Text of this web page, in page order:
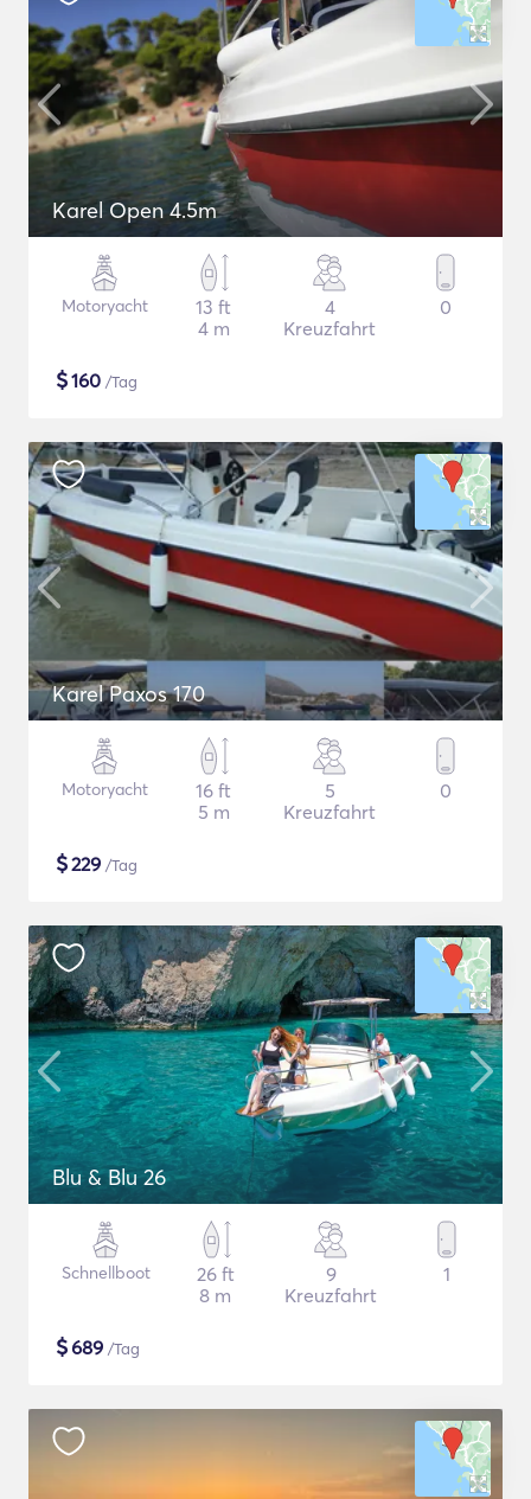
Karel Open 4.5m
Motoryacht
13 ft
4 m
4
Kreuzfahrt
0
$160 /Tag
Karel Paxos 170
Motoryacht
16 ft
5 m
5
Kreuzfahrt
0
$229 /Tag
Blu & Blu 26
Schnellboot
26 ft
8 m
9
Kreuzfahrt
1
$689 /Tag